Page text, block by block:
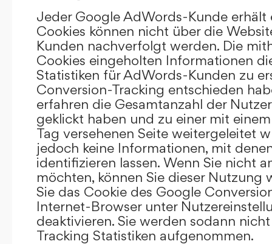
Jeder Google AdWords-Kunde erhält
Cookies können nicht über die
Kunden nachverfolgt werden. Die
Cookies eingeholten Informationen
Statistiken für AdWords-Kunden zu
Conversion-Tracking entschieden
erfahren die Gesamtanzahl der
geklickt haben und zu einer mit
Tag versehenen Seite weitergeleitet
jedoch keine Informationen, mit
identifizieren lassen. Wenn Sie nicht
möchten, können Sie dieser Nutzung
Sie das Cookie des Google
Internet-Browser unter
deaktivieren. Sie werden sodann
Tracking Statistiken aufgenommen.